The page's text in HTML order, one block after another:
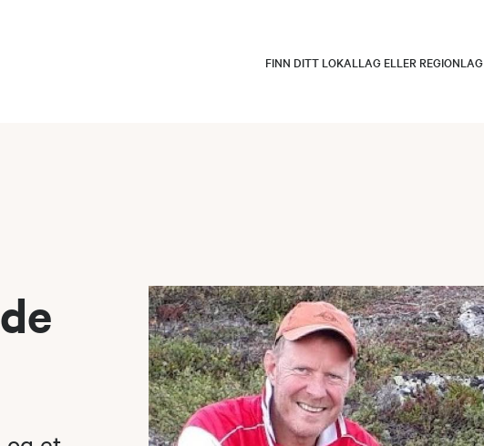
FINN DITT LOKALLAG ELLER REGIONLAG